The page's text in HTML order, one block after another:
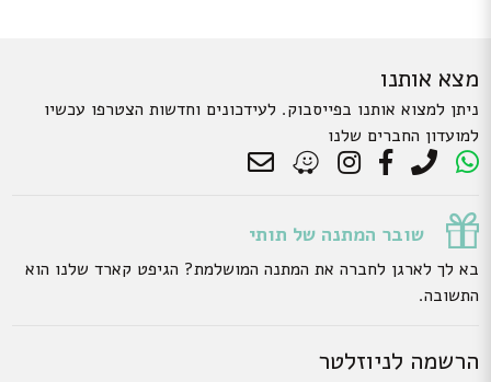
מצא אותנו
ניתן למצוא אותנו בפייסבוק. לעידכונים וחדשות הצטרפו עכשיו
למועדון החברים שלנו
שובר המתנה של תותי
בא לך לארגן לחברה את המתנה המושלמת? הגיפט קארד שלנו הוא
התשובה.
הרשמה לניוזלטר